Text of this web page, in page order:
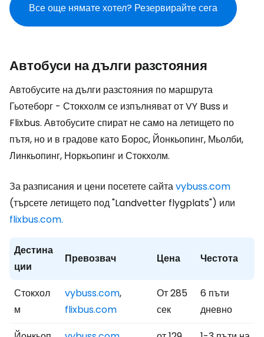
Все още нямате хотел? Резервирайте сега
Автобуси на дълги разстояния
Автобусите на дълги разстояния по маршрута
Гьотеборг - Стокхолм се изпълняват от VY Buss и
Flixbus. Автобусите спират не само на летището по
пътя, но и в градове като Борос, Йонкьопинг, Мьолби,
Линкьопинг, Норкьопинг и Стокхолм.
За разписания и цени посетете сайтаvybuss.com
(търсете летището под "Landvetter flygplats") или
flixbus.com.
Дестина
ции
Превозвач Цена Честота
Стокхол
м
vybuss.com,
flixbus.com
От 285
сек
6 пъти
дневно